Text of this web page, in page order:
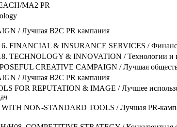
MA2 PR
/ Лучшая B2C PR кампания
FINANCIAL & INSURANCE SERVICES /
TECHNOLOGY & INNOVATION / Технологии и
CREATIVE CAMPAIGN / Лучшая
/ Лучшая B2C PR кампания
FOR REPUTATION & IMAGE / Лучшее
NON-STANDARD TOOLS / Лучшая PR-